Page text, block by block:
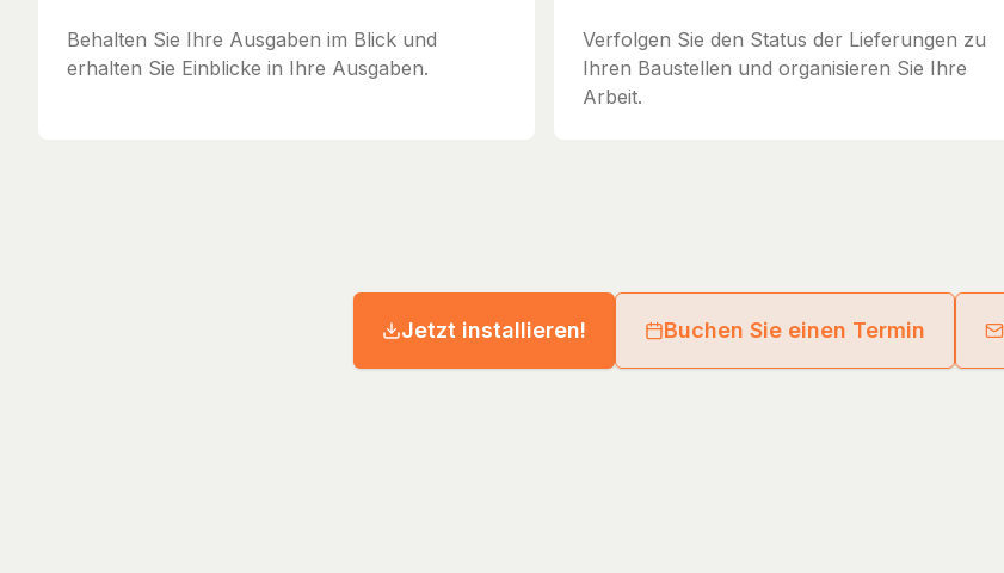
Behalten Sie Ihre Ausgaben im Blick und
erhalten Sie Einblicke in Ihre Ausgaben.
Verfolgen Sie den Status der Lieferungen zu
Ihren Baustellen und organisieren Sie Ihre
Arbeit.
Jetzt installieren! Buchen Sie einen Termin